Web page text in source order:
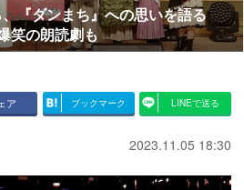
、『ダンまち』への思いを語る
笑の朗読劇も
ア ブックマーク LINEで送る
2023.11.05 18:30